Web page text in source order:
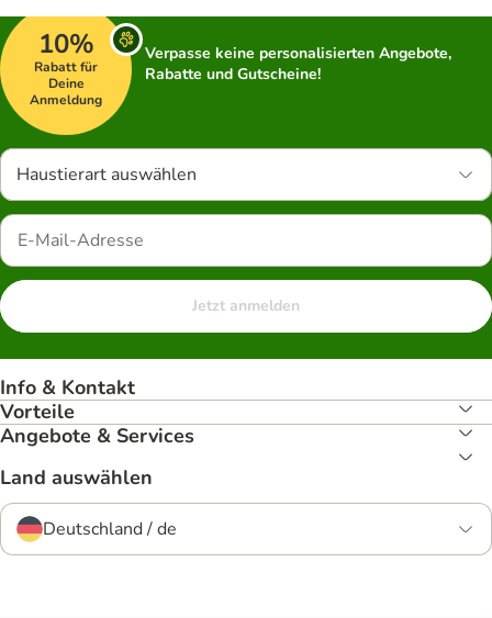
10%
Rabatt für
Deine
Anmeldung
Verpasse keine personalisierten Angebote,
Rabatte und Gutscheine!
Haustierart auswählen
Jetzt anmelden
Info & Kontakt
Vorteile
Angebote & Services
Land auswählen
Deutschland / de